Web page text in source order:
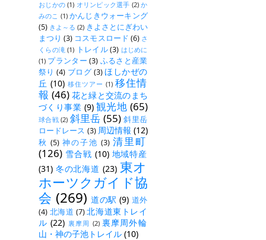
おじかの (1) オリンピック選手 (2) か
みのこ (1) かんじきウォーキング
(5) きよ～る (2) きよさとにぎわい
まつり (3) コスモスロード (6) さ
くらの滝 (1) トレイル(3) はじめに
(1) プランター (3) ふるさと産業
祭り (4) ブログ (3) ほしかぜの
丘 (10) 移住ツアー (1) 移住情
報 (46) 花と緑と交流のまち
づくり事業 (9) 観光地 (65)
球合戦 (2) 斜里岳 (55) 斜里岳
ロードレース (3) 周辺情報 (12)
秋 (5) 神の子池 (3) 清里町
(126) 雪合戦 (10) 地域特産
(31) 冬の北海道 (23) 東オ
ホーツクガイド協
会 (269) 道の駅 (9) 道外
(4) 北海道 (7) 北海道東トレイ
ル (22) 裏摩周 (2) 裏摩周外輪
山・神の子池トレイル (10)